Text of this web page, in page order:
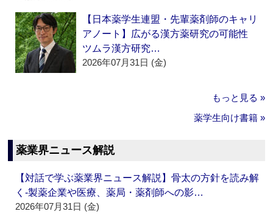
【日本薬学生連盟・先輩薬剤師のキャリ
アノート】広がる漢方薬研究の可能性
ツムラ漢方研究…
2026年07月31日 (金)
もっと見る »
薬学生向け書籍 »
薬業界ニュース解説
【対話で学ぶ薬業界ニュース解説】骨太の方針を読み解
く‐製薬企業や医療、薬局・薬剤師への影…
2026年07月31日 (金)